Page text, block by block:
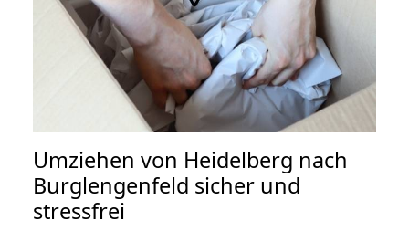
Umziehen von Heidelberg nach
Burglengenfeld sicher und
stressfrei